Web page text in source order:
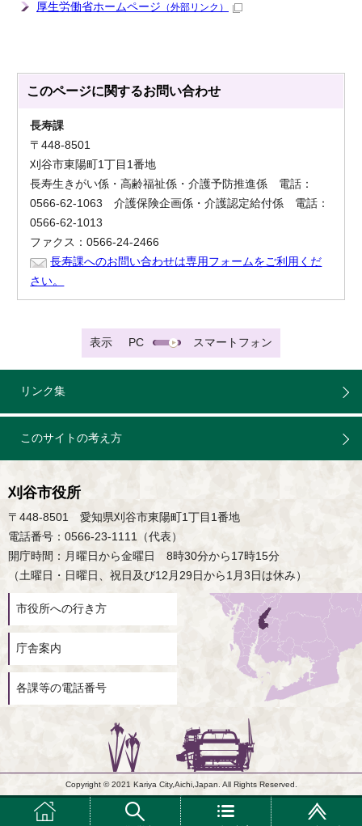
厚生労働省ホームページ （外部リンク）
このページに関するお問い合わせ
長寿課
〒448-8501
刈谷市東陽町1丁目1番地
長寿生きがい係・高齢福祉係・介護予防推進係 電話：
0566-62-1063 介護保険企画係・介護認定給付係 電話：
0566-62-1013
ファクス：0566-24-2466
長寿課へのお問い合わせは専用フォームをご利用くだ
さい。
表示 PC スマートフォン
リンク集
このサイトの考え方
刈谷市役所
〒448-8501 愛知県刈谷市東陽町1丁目1番地
電話番号：0566-23-1111（代表）
開庁時間：月曜日から金曜日 8時30分から17時15分
（土曜日・日曜日、祝日及び12月29日から1月3日は休み）
市役所への行き方
庁舎案内
各課等の電話番号
Copyright © 2021 Kariya City,Aichi,Japan. All Rights Reserved.